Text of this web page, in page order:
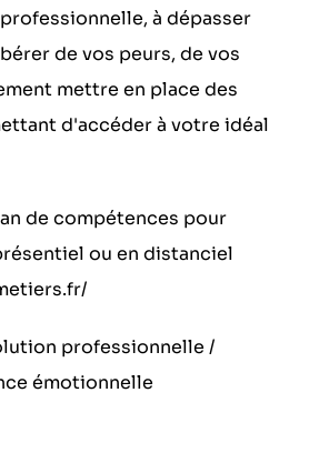
à dépasser
de vos peurs, de vos
mettre en place des
d'accéder à votre idéal
de compétences pour
ou en distanciel
professionnelle /
émotionnelle